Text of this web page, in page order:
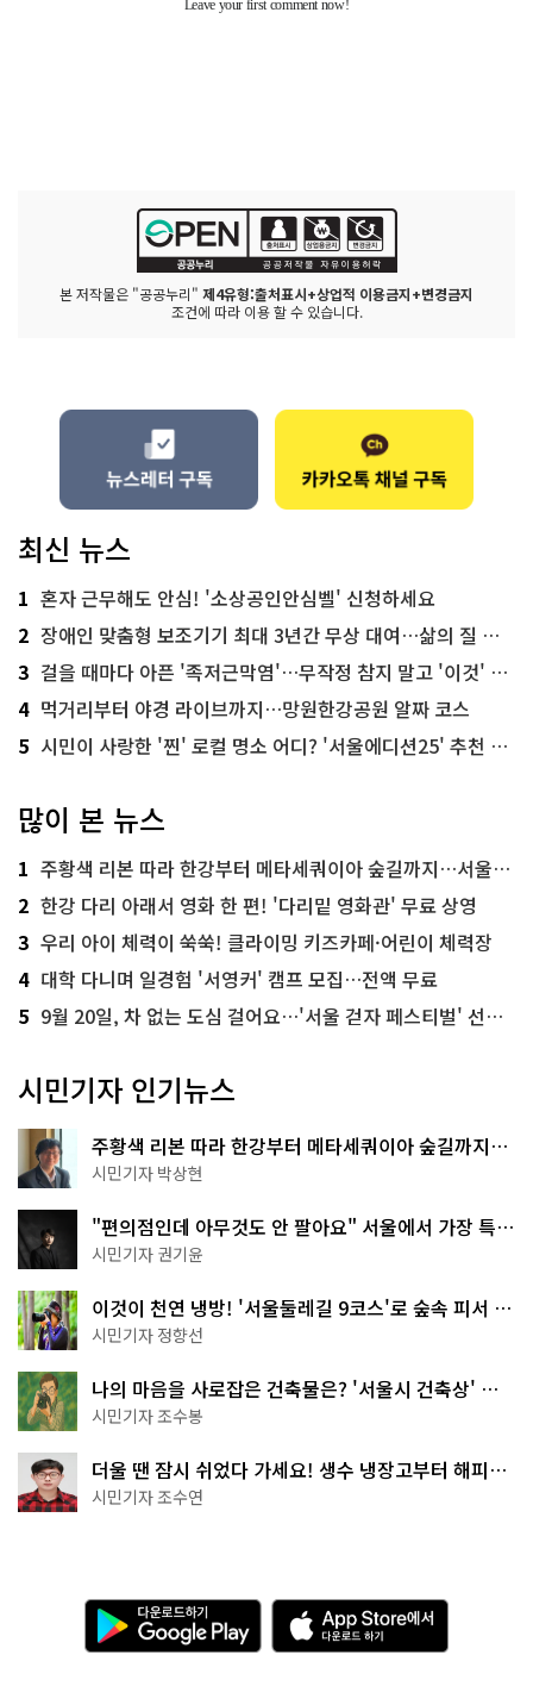
본 저작물은 "공공누리" 제4유형:출처표시+상업적 이용금지+변경금지
조건에 따라 이용 할 수 있습니다.
최신 뉴스
1 혼자 근무해도 안심! '소상공인안심벨' 신청하세요
2 장애인 맞춤형 보조기기 최대 3년간 무상 대여…삶의 질 높인다
3 걸을 때마다 아픈 '족저근막염'…무작정 참지 말고 '이것' 해보세요!
4 먹거리부터 야경 라이브까지…망원한강공원 알짜 코스
5 시민이 사랑한 '찐' 로컬 명소 어디? '서울에디션25' 추천 코스
많이 본 뉴스
1 주황색 리본 따라 한강부터 메타세쿼이아 숲길까지…서울둘레길 15코스
2 한강 다리 아래서 영화 한 편! '다리밑 영화관' 무료 상영
3 우리 아이 체력이 쑥쑥! 클라이밍 키즈카페·어린이 체력장
4 대학 다니며 일경험 '서영커' 캠프 모집…전액 무료
5 9월 20일, 차 없는 도심 걸어요…'서울 걷자 페스티벌' 선착순 5천명
시민기자 인기뉴스
주황색 리본 따라 한강부터 메타세쿼이아 숲길까지…
서울둘레길 15코스
시민기자 박상현
"편의점인데 아무것도 안 팔아요" 서울에서 가장 특별
한 편의점의 정체
시민기자 권기윤
이것이 천연 냉방! '서울둘레길 9코스'로 숲속 피서 떠
나볼까
시민기자 정향선
나의 마음을 사로잡은 건축물은? '서울시 건축상' 수
상작 공개!
시민기자 조수봉
더울 땐 잠시 쉬었다 가세요! 생수 냉장고부터 해피소
·무더위쉼터까지
시민기자 조수연
다
운
로
A
p
p